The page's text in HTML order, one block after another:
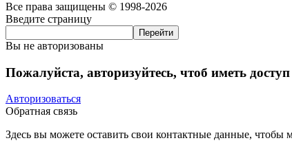
Все права защищены © 1998-2026
Введите страницу
Вы не авторизованы
Пожалуйста, авторизуйтесь, чтоб иметь
Авторизоваться
Обратная связь
Здесь вы можете оставить свои контактные данные, чтобы